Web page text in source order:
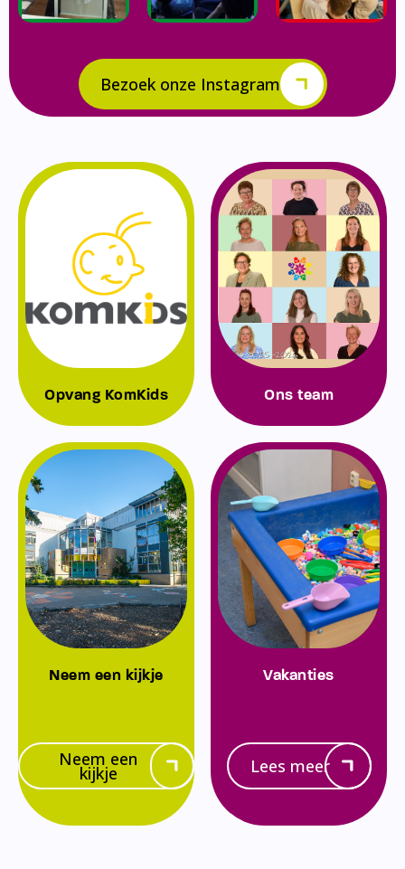
Bezoek onze Instagram
Opvang KomKids Ons team
Neem een kijkje
Neem een
kijkje
Vakanties
Lees meer